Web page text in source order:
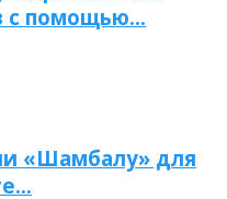
с помощью…
«Шамбалу» для